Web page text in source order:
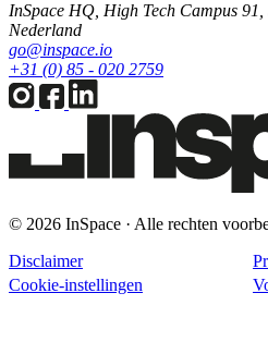
InSpace HQ, High Tech Campus
Nederland
go@inspace.io
+31 (0) 85 - 020 2759
© 2026 InSpace · Alle rechten
Disclaimer
Cookie-instellingen